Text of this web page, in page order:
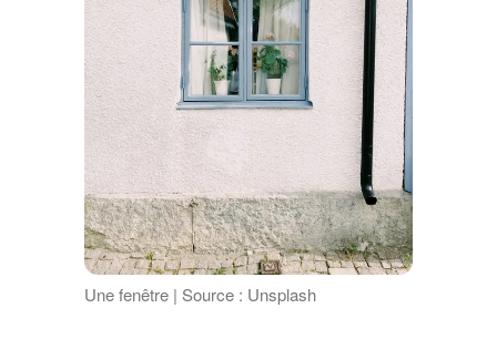
Une fenêtre | Source : Unsplash